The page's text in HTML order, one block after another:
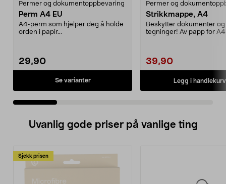
Permer og dokumentoppbevaring
Perm A4 EU
A4-perm som hjelper deg å holde
orden i papir...
29,90
Se varianter
Permer og
Strikkmappe, A4
Beskytter dokumenter og
tegninger! Av papp for
39,90
Legg i handlekurv
Uvanlig gode priser på vanlige ting
Sjekk prisen